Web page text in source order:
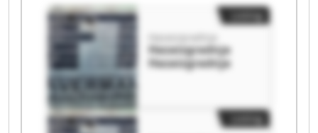
Hazaizgradnja
Hazaizgradnja
Hazaizgradnja